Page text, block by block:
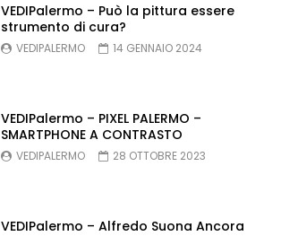
VEDIPalermo – Può la pittura essere
strumento di cura?
VEDIPALERMO 14 GENNAIO 2024
VEDIPalermo – PIXEL PALERMO –
SMARTPHONE A CONTRASTO
VEDIPALERMO 28 OTTOBRE 2023
VEDIPalermo – Alfredo Suona Ancora